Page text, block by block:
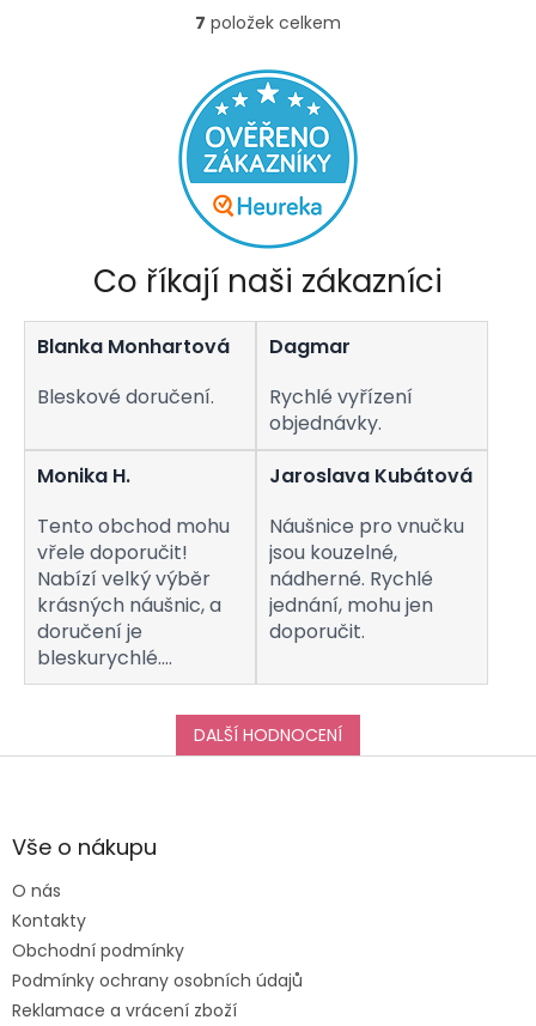
O
l
á
d
a
c
í
p
r
v
k
v
ý
i
s
u
7 položek celkem
Co říkají naši zákazníci
Blanka Monhartová
Bleskové doručení.
Dagmar
Rychlé vyřízení
objednávky.
Monika H.
Tento obchod mohu
vřele doporučit!
Nabízí velký výběr
krásných náušnic, a
doručení je
bleskurychlé.
Komunikaci s
obchodem hodnotím
taktéž na jedničku!
Děkuji za vše, a určitě
Jaroslava Kubátová
Náušnice pro vnučku
jsou kouzelné,
nádherné. Rychlé
jednání, mohu jen
doporučit.
DALŠÍ HODNOCENÍ
Z
aVše o nákupu
O nás
Kontakty
Obchodní podmínky
Podmínky ochrany osobních údajů
Reklamace a vrácení zboží